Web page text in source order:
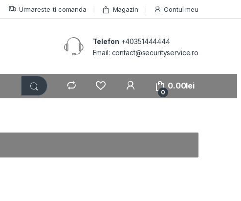
Urmareste-ti comanda Magazin Contul meu
Telefon +40351444444
Email: contact@securityservice.ro
0
0.00lei